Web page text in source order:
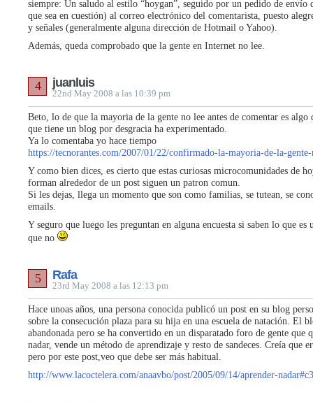
siempre: Un saludo al estilo “hoygan”, seguido por un pedido de envío
que sea en cuestión) al correo electrónico del comentarista, puesto
y señales (generalmente alguna dirección de Hotmail o Yahoo).
Además, queda comprobado que la gente en Internet no lee.
juanluis
22nd May 2008 a las 10:39 pm
4
Beto, lo de que la mayoria de la gente no lee antes de comentar es algo
que tiene un blog por desgracia ha experimentado.
Ya lo comentaba yo hace tiempo
https://tecnorantes.com/2007/01/22/confirmado-la-mayoria-de-la-
Y como bien dices, es cierto que estas curiosas microcomunidades de
forman alrededor de un post siguen un patron comun.
Si les dejas, llega un momento que son como familias, se tutean, se
emails.
Y seguro que luego les preguntan en alguna encuesta si saben lo que
que no
Rafa
23rd May 2008 a las 12:13 pm
5
Hace unoas años, una persona conocida publicó un post en su blog
sobre la consecución plaza para su hija en una escuela de natación. El
abandonada pero se ha convertido en un disparatado foro de gente que
nadar, vende un método de aprendizaje y resto de sandeces. Creía que
pero por este post,veo que debe ser más habitual.
http://www.lacoctelera.com/anaavbo/post/2005/09/14/aprender-